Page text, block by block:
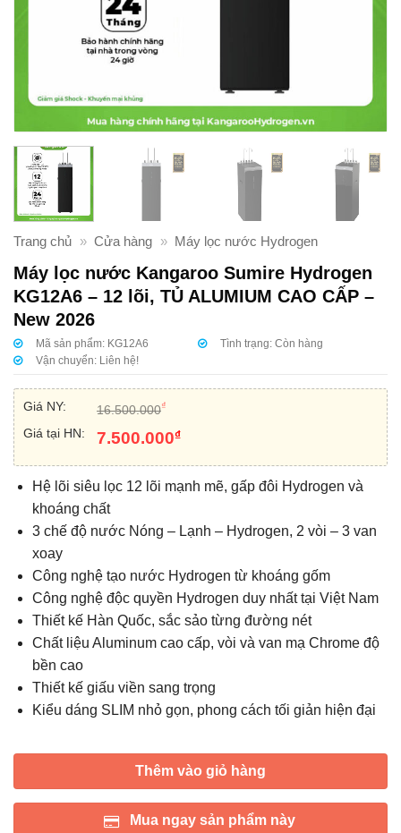
Trang chủ » Cửa hàng » Máy lọc nước Hydrogen
Máy lọc nước Kangaroo Sumire Hydrogen
KG12A6 – 12 lõi, TỦ ALUMIUM CAO CẤP –
New 2026
Mã sản phẩm: KG12A6 Tình trạng:Còn hàng
Vận chuyển: Liên hệ!
Giá NY: 16.500.000₫
Giá tại HN: 7.500.000₫
Hệ lõi siêu lọc 12 lõi mạnh mẽ, gấp đôi Hydrogen và
khoáng chất
3 chế độ nước Nóng – Lạnh – Hydrogen, 2 vòi – 3 van
xoay
Công nghệ tạo nước Hydrogen từ khoáng gốm
Công nghệ độc quyền Hydrogen duy nhất tại Việt Nam
Thiết kế Hàn Quốc, sắc sảo từng đường nét
Chất liệu Aluminum cao cấp, vòi và van mạ Chrome độ
bền cao
Thiết kế giấu viền sang trọng
Kiểu dáng SLIM nhỏ gọn, phong cách tối giản hiện đại
Thêm vào giỏ hàng
Mua ngay sản phẩm này